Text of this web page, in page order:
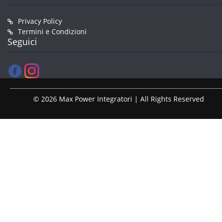
Privacy Policy
Termini e Condizioni
Seguici
© 2026 Max Power Integratori | All Rights Reserved